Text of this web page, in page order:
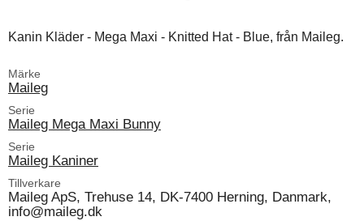
Kanin Kläder - Mega Maxi - Knitted Hat - Blue, från Maileg.
Märke
Maileg
Serie
Maileg Mega Maxi Bunny
Serie
Maileg Kaniner
Tillverkare
Maileg ApS, Trehuse 14, DK-7400 Herning, Danmark,
info@maileg.dk